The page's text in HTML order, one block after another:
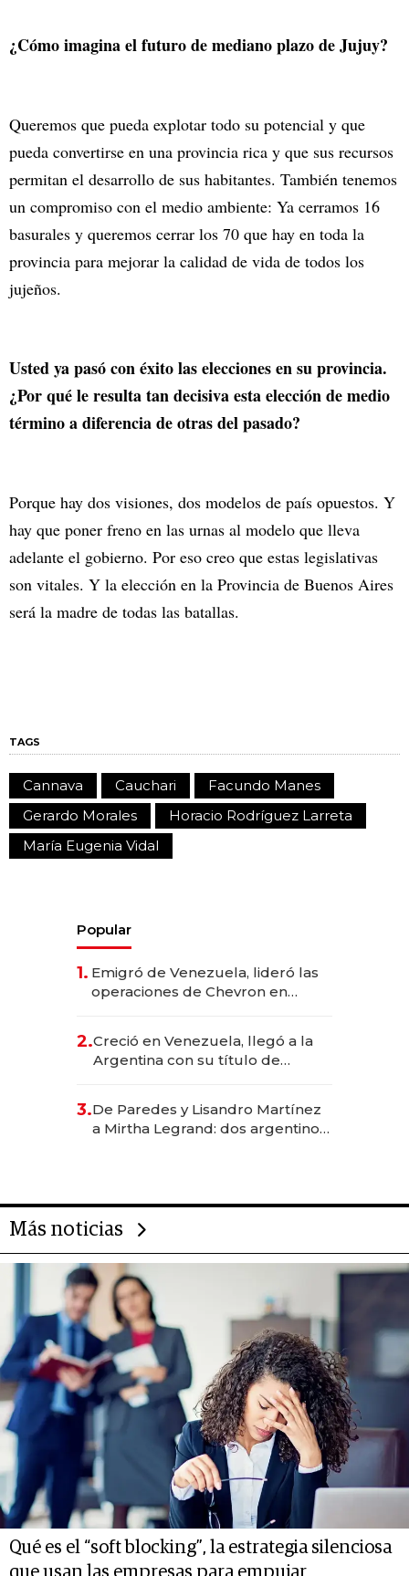
¿Cómo imagina el futuro de mediano plazo de Jujuy?
Queremos que pueda explotar todo su potencial y que
pueda convertirse en una provincia rica y que sus recursos
permitan el desarrollo de sus habitantes. También tenemos
un compromiso con el medio ambiente: Ya cerramos 16
basurales y queremos cerrar los 70 que hay en toda la
provincia para mejorar la calidad de vida de todos los
jujeños.
Usted ya pasó con éxito las elecciones en su provincia.
¿Por qué le resulta tan decisiva esta elección de medio
término a diferencia de otras del pasado?
Porque hay dos visiones, dos modelos de país opuestos. Y
hay que poner freno en las urnas al modelo que lleva
adelante el gobierno. Por eso creo que estas legislativas
son vitales. Y la elección en la Provincia de Buenos Aires
será la madre de todas las batallas.
TAGS
Cannava Cauchari
Facundo Manes
Gerardo Morales
Horacio Rodríguez Larreta
María Eugenia Vidal
Popular
1. Emigró de Venezuela, lideró las
operaciones de Chevron en
2.Creció en Venezuela, llegó a la
Argentina con su título de
las marcas "fast premium"
3.De Paredes y Lisandro Martínez
a Mirtha Legrand: dos argentinos
Más noticias
Qué es el “soft blocking”, la estrategia silenciosa